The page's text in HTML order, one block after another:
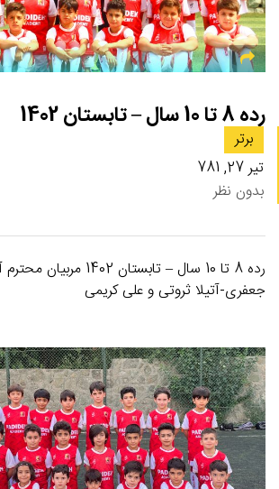
رده 8 تا 10 سال – تابستان 1402
برتر
تیر 27, 781
بدون نظر
رده 8 تا 10 سال – تابستان
جعفری-آتیلا ثروتی و علی کریمی